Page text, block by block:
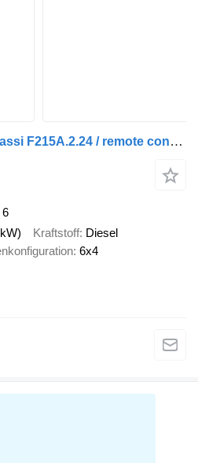
MAN TGS 26.420 6x4 / Fassi F215A.2.24 / remote control / Rotator / 1
6
Kraftstoff Diesel
6x4